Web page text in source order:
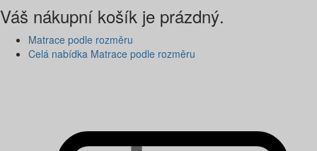
Váš nákupní košík je prázdný.
Matrace podle rozměru
Celá nabídka Matrace podle rozměru